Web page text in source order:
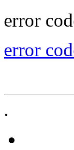
error
error
.